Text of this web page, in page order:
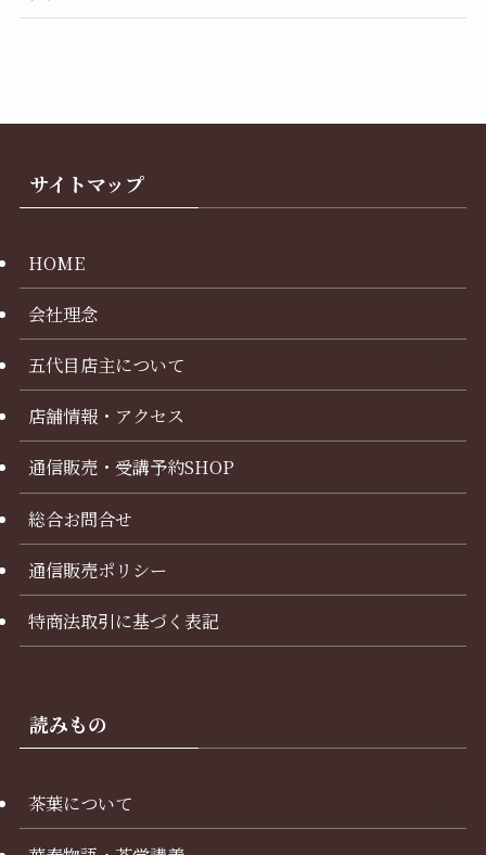
サイトマップ
HOME
会社理念
五代目店主について
店舗情報・アクセス
通信販売・受講予約SHOP
総合お問合せ
通信販売ポリシー
特商法取引に基づく表記
読みもの
茶葉について